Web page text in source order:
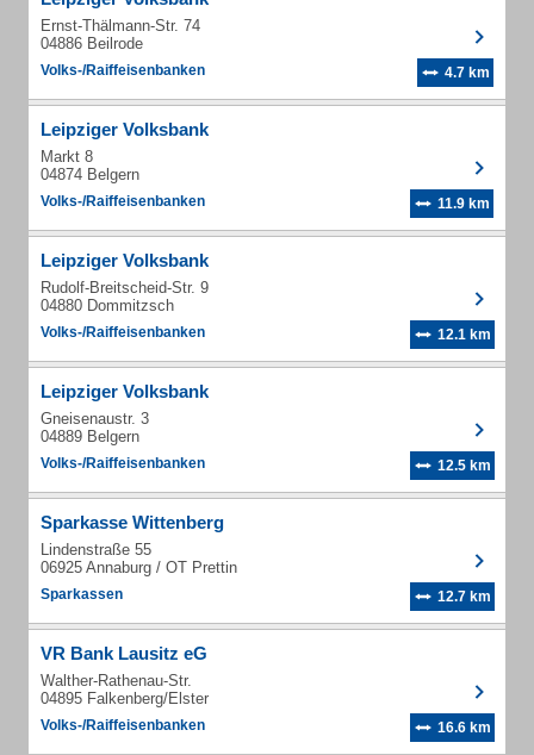
Ernst-Thälmann-Str. 74
04886 Beilrode
Volks-/Raiffeisenbanken 4.7 km
Leipziger Volksbank
Markt 8
04874 Belgern
Volks-/Raiffeisenbanken 11.9 km
Leipziger Volksbank
Rudolf-Breitscheid-Str. 9
04880 Dommitzsch
Volks-/Raiffeisenbanken 12.1 km
Leipziger Volksbank
Gneisenaustr. 3
04889 Belgern
Volks-/Raiffeisenbanken 12.5 km
Sparkasse Wittenberg
Lindenstraße 55
06925 Annaburg / OT Prettin
Sparkassen 12.7 km
VR Bank Lausitz eG
Walther-Rathenau-Str.
04895 Falkenberg/Elster
Volks-/Raiffeisenbanken 16.6 km